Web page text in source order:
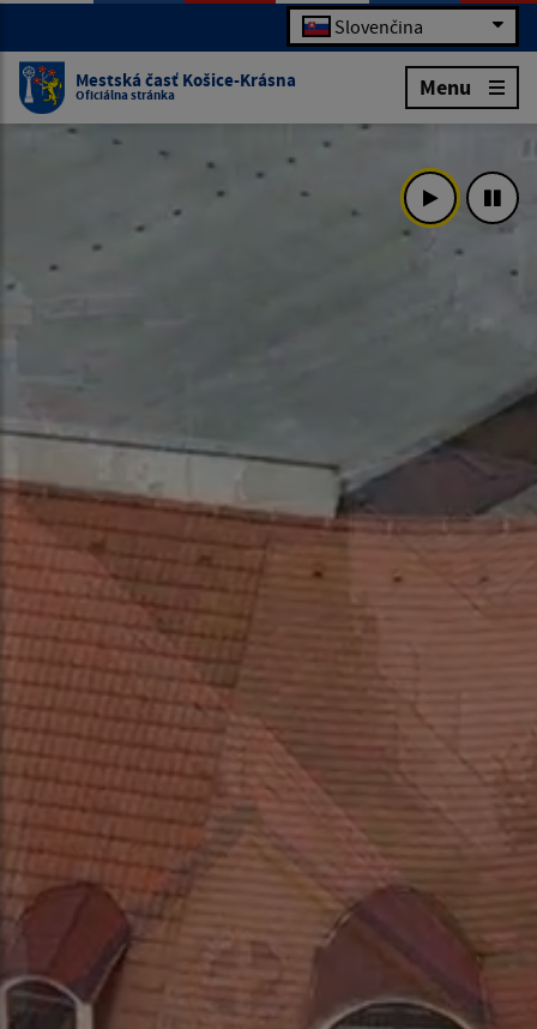
Slovenčina
Mestská časť Košice-Krásna
Oficiálna stránka Menu